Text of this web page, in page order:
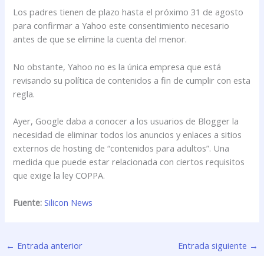
Los padres tienen de plazo hasta el próximo 31 de agosto
para confirmar a Yahoo este consentimiento necesario
antes de que se elimine la cuenta del menor.
No obstante, Yahoo no es la única empresa que está
revisando su política de contenidos a fin de cumplir con esta
regla.
Ayer, Google daba a conocer a los usuarios de Blogger la
necesidad de eliminar todos los anuncios y enlaces a sitios
externos de hosting de “contenidos para adultos”. Una
medida que puede estar relacionada con ciertos requisitos
que exige la ley COPPA.
Fuente: Silicon News
← Entrada anterior Entrada siguiente →